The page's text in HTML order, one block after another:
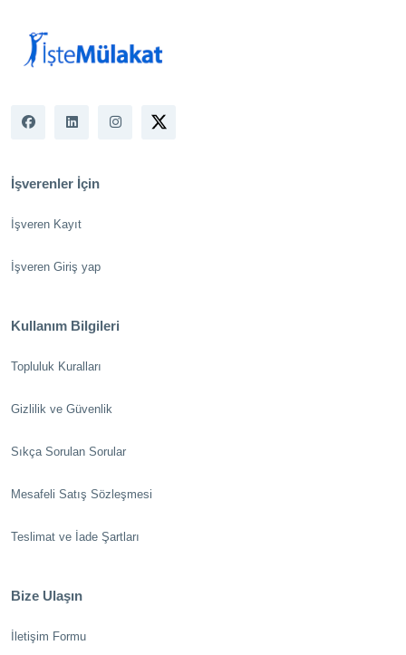
İşverenler İçin
İşveren Kayıt
İşveren Giriş yap
Kullanım Bilgileri
Topluluk Kuralları
Gizlilik ve Güvenlik
Sıkça Sorulan Sorular
Mesafeli Satış Sözleşmesi
Teslimat ve İade Şartları
Bize Ulaşın
İletişim Formu